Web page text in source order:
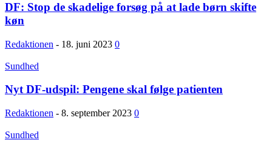
DF: Stop de skadelige forsøg på at lade børn skifte
køn
Redaktionen - 18. juni 2023 0
Sundhed
Nyt DF-udspil: Pengene skal følge patienten
Redaktionen - 8. september 2023 0
Sundhed